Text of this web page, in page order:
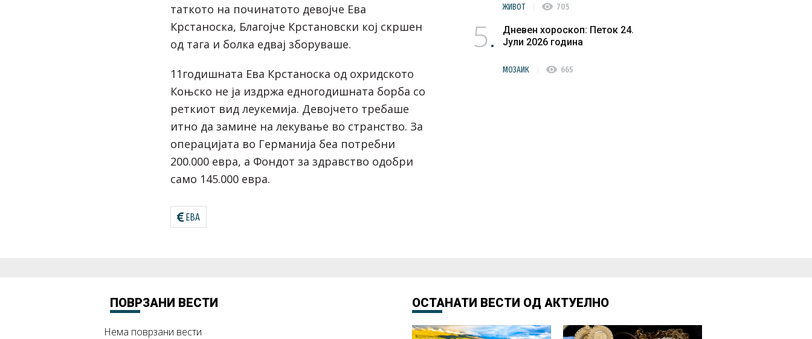
таткото на починатото девојче Ева
Крстаноска, Благојче Крстановски кој скршен
од тага и болка едвај зборуваше.
11годишната Ева Крстаноска од охридското
Коњско не ја издржа едногодишната борба со
реткиот вид леукемија. Девојчето требаше
итно да замине на лекување во странство. За
операцијата во Германија беа потребни
200.000 евра, а Фондот за здравство одобри
само 145.000 евра.
ЕВА
ЖИВОТ visibility 705
5
Дневен хороскоп: Петок 24.
Јули 2026 година
МОЗАИК visibility 665
ПОВРЗАНИ ВЕСТИ
Нема поврзани вести
ОСТАНАТИ ВЕСТИ ОД АКТУЕЛНО